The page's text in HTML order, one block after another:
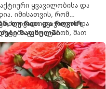
ყვავილობისა და
იმისათვის, რომ
იყვავილონ და
გამოიტანონ, მათ
გამოკვება
პერიოდში მცენარის
ამიტომ
რომელი სასუქები
თუ რით და როგორ
ზაფხულში
მისაღწევად: